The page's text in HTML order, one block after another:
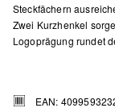
Steckfächern
Zwei Kurzhenkel
Logoprägung rundet
EAN: